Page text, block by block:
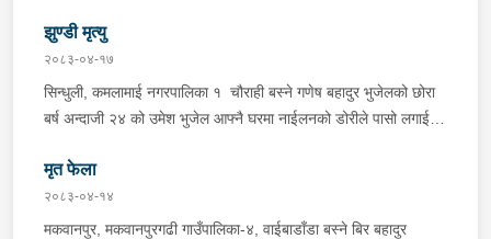
ल्याएको तरकारीको बोरा भित्र डब्बामा प्लास्टिकले पोका पारी लुकाई छिपाई
ल्याएको लागु औषध खैरो हिरोइन जस्तो देखिने गिलो पदार्थ ४५.१९० फेला
पारी नियन्त्रणमा लिई सोधपुछ गर्दा पछाडी मोटरसाइकलमा सवार चालक
अभिषेक कुमार साह र सवार राहुल कुमार मण्डलले उक्त सामान दिई पठाएको
भनि खुल्न आएको हुँदा मोटरसाइकल सहित निजहरुलाई नियन्त्रणमा लिई थप
अनुसन्धान कार्य भईरहेको ।
झुण्डी मृत्यु
२०८३-०४-१७
सिन्धुली, कमलामाई नगरपालिका १ चौराही बस्ने गणेष बहादुर भुजेलको छोरा
बर्ष अन्दाजी २४ को उमेश भुजेल आफ्नै घरमा नाईलनको डोरीले पासो लगाई
घटनास्थलमा मुचुल्का सहित थप अनुसन्धान कार्य भइरहेको ।
मृत फेला
२०८३-०४-१४
मकवानपुर, मकवानपुरगढी गाउँपालिका-४, वाईबाडाँडा बस्ने बिर बहादुर